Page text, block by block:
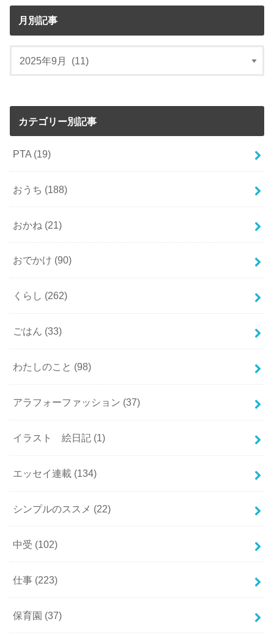
月別記事
カテゴリー別記事
PTA (19)
おうち (188)
おかね (21)
おでかけ (90)
くらし (262)
ごはん (33)
わたしのこと (98)
アラフォーファッション (37)
イラスト 絵日記 (1)
エッセイ連載 (134)
シンプルのススメ (22)
中受 (102)
仕事 (223)
保育園 (37)